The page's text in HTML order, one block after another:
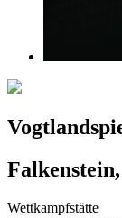
Wettkampfstätte